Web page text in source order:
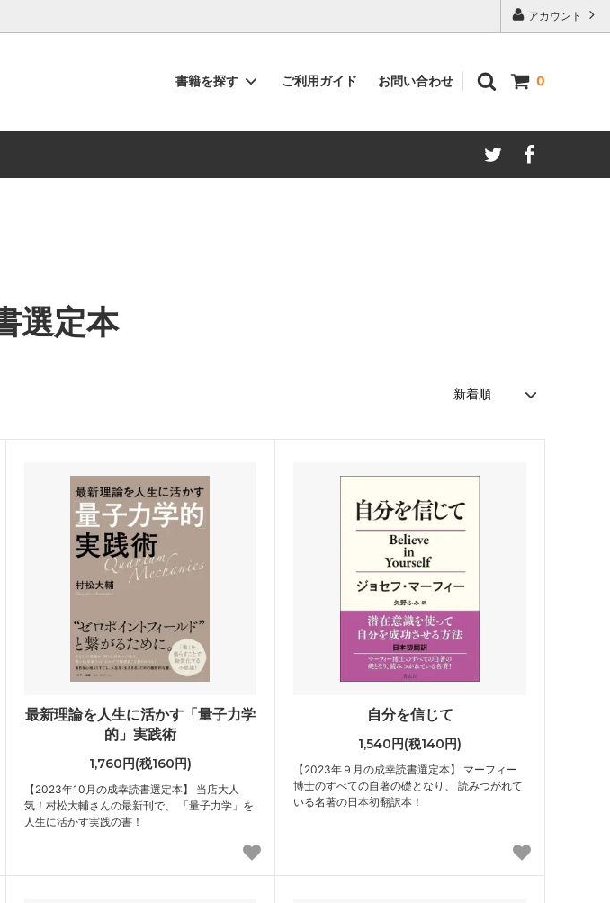
アカウント
0
書籍を探す ご利用ガイド お問い合わせ
選定本
最新理論を人生に活かす「量子力学
的」実践術
1,760円(税160円)
【2023年10月の成幸読書選定本】 当店大人
気！村松大輔さんの最新刊で、 「量子力学」を
人生に活かす実践の書！
自分を信じて
1,540円(税140円)
【2023年９月の成幸読書選定本】 マーフィー
博士のすべての自著の礎となり、 読みつがれて
いる名著の日本初翻訳本！